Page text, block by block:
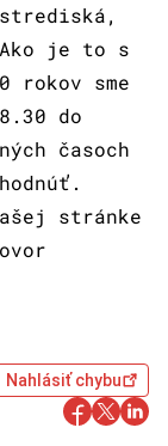
Ako je to s
rokov sme
do
časoch
stránke
Nahlásiť chybu